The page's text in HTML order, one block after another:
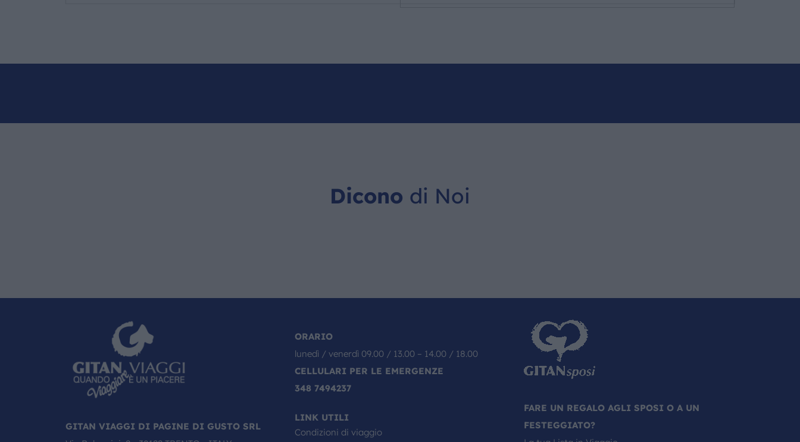
Dicono di Noi
GITAN VIAGGI DI PAGINE DI GUSTO SRL
ORARIO
lunedì / venerdì 09.00 / 13.00 – 14.00 / 18.00
CELLULARI PER LE EMERGENZE
348 7494237
LINK UTILI
Condizioni di viaggio
FARE UN REGALO AGLI SPOSI O A UN
FESTEGGIATO?